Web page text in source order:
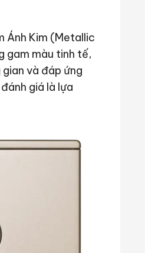
Ánh Kim (Metallic
gam màu tinh tế,
và đáp ứng
giá là lựa